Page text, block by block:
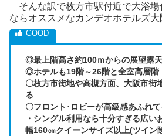
そんな訳で枚方市駅付近で大浴場
ならオススメなカンデオホテルズ大
◎最上階高さ約100ｍからの展望露
◎ホテルも19階～26階と全室高層階
〇枚方市街地や高槻方面、大阪市街
る
〇フロント･ロビーが高級感あふれて
・シングル利用なら十分すぎる広い
幅160㎝クイーンサイズ以上(ツイン